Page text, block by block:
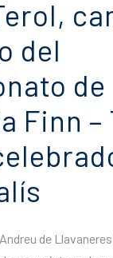
del
de
Finn –
de